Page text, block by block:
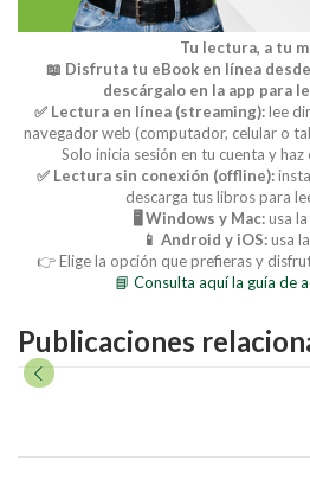
Tu lectura, a tu
📖 Disfruta tu eBook en línea
descárgalo en la app para
✅ Lectura en línea (streaming):lee
navegador web (computador, celular o
Solo inicia sesión en tu cuenta y haz
✅ Lectura sin conexión (offline):
descarga tus libros para
🖥️ Windows y Mac:usa la
📱 Android y iOS:usa
👉 Elige la opción que prefieras y
📘 Consulta aquí la guía de
Publicaciones